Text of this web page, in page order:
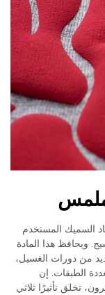
السميك المستخدم
ويحافظ هذا المادة
من دورات الغسيل،
الطبقات. إن
تتراوح عادةً بين 400 إلى 600 ميكرون، تخلق تأثيرًا ثلاثي